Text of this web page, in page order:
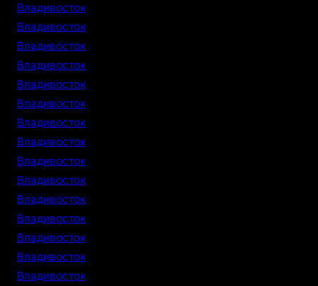
Владивосток
Владивосток
Владивосток
Владивосток
Владивосток
Владивосток
Владивосток
Владивосток
Владивосток
Владивосток
Владивосток
Владивосток
Владивосток
Владивосток
Владивосток